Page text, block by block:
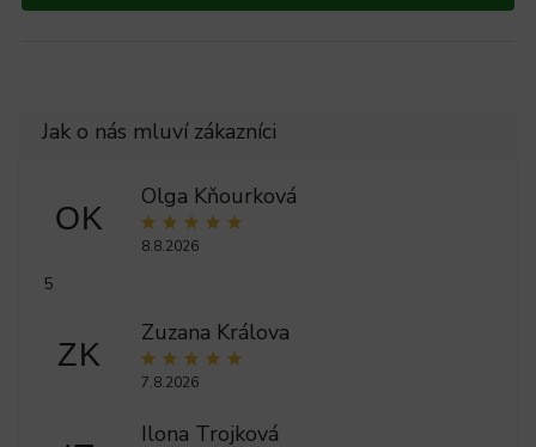
OK
Olga Kňourková
8.8.2026
5
ZK
Zuzana Králova
7.8.2026
Ilona Trojková